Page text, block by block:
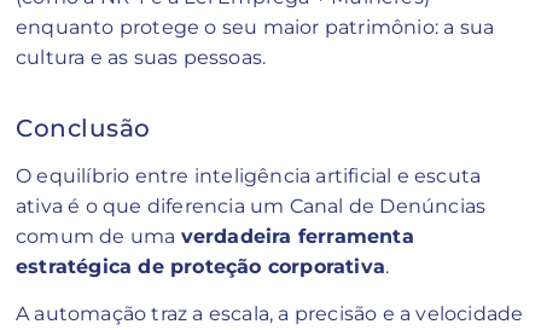
enquanto protege o seu maior patrimônio: a sua
cultura e as suas pessoas.
Conclusão
O equilíbrio entre inteligência artificial e escuta
ativa é o que diferencia um Canal de Denúncias
comum de uma verdadeira ferramenta
estratégica de proteção corporativa.
A automação traz a escala, a precisão e a velocidade